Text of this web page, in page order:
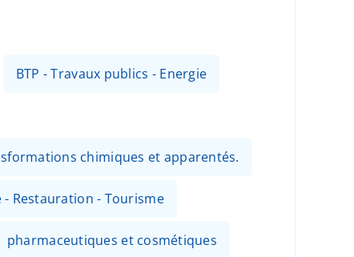
BTP - Travaux publics - Energie
chimiques et apparentés.
Restauration - Tourisme
pharmaceutiques et cosmétiques